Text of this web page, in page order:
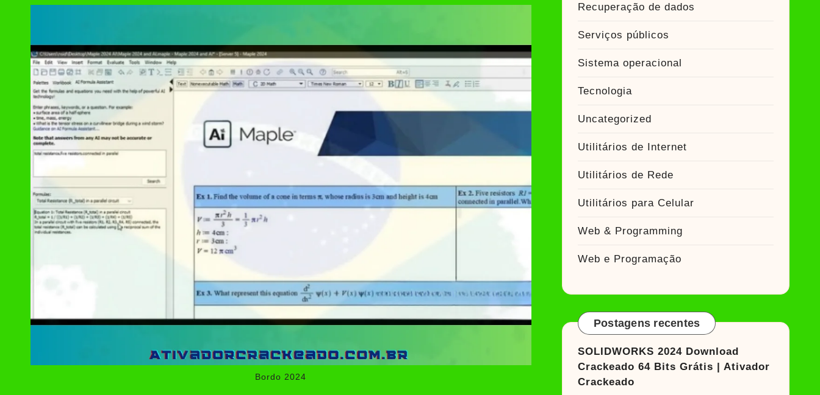
Bordo 2024
Recuperação de dados
Serviços públicos
Sistema operacional
Tecnologia
Uncategorized
Utilitários de Internet
Utilitários de Rede
Utilitários para Celular
Web & Programming
Web e Programação
Postagens recentes
SOLIDWORKS 2024 Download
Crackeado 64 Bits Grátis | Ativador
Crackeado